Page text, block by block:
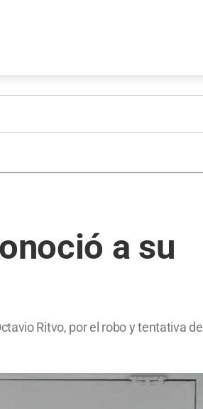
a su
Ritvo, por el robo y tentativa de